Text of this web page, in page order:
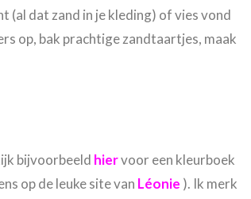
(al dat zand in je kleding) of vies vond
op, bak prachtige zandtaartjes, maak
bijvoorbeeld hiervoor een kleurboek
op de leuke site van Léonie ). Ik merk